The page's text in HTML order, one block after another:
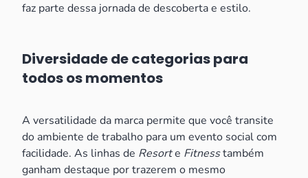
faz parte dessa jornada de descoberta e estilo.
Diversidade de categorias para
todos os momentos
A versatilidade da marca permite que você transite
do ambiente de trabalho para um evento social com
facilidade. As linhas de Resorte Fitnesstambém
ganham destaque por trazerem o mesmo